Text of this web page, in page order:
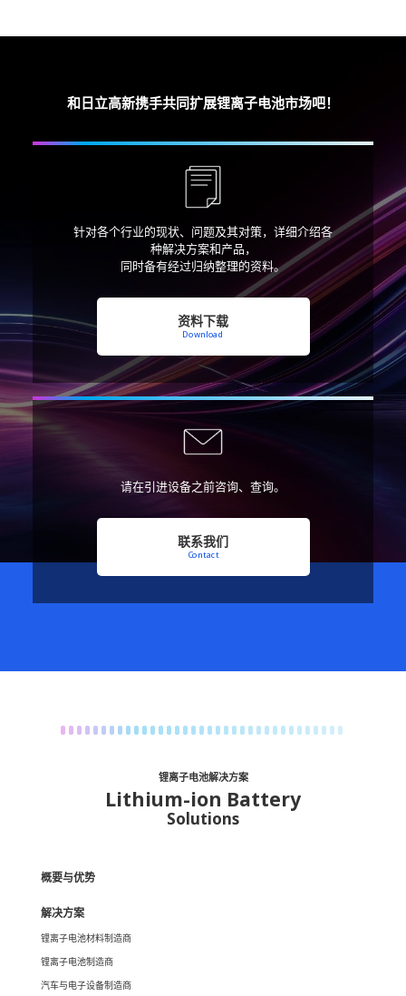
和日立高新携手共同扩展锂离子电池市场吧！
针对各个行业的现状、问题及其对策， 详细介绍各
种解决方案和产品，
同时备有经过归纳整理的资料。
资料下载
Download
请在引进设备之前咨询、查询。
联系我们
Contact
锂离子电池解决方案
Lithium-ion Battery
Solutions
概要与优势
解决方案
锂离子电池材料制造商
锂离子电池制造商
汽车与电子设备制造商